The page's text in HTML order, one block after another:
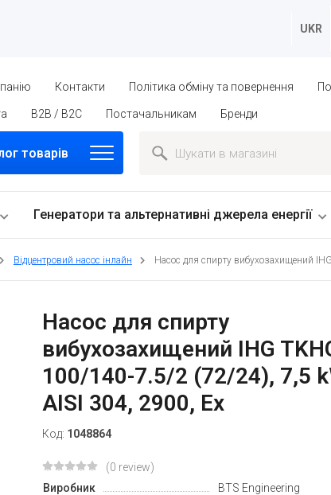
UKR
Контакти Політика обміну та повернення
B2B / B2C Постачальникам Бренди
товарів
Генератори та альтернативні джерела енергії
Відцентровий насос інлайн Насос для спирту вибухозахищений
Насос для спирту
вибухозахищений IHG
100/140-7.5/2 (72/24), 7,5
AISI 304, 2900, Ex
Код: 1048864
(0 review)
Виробник
BTS Engineering